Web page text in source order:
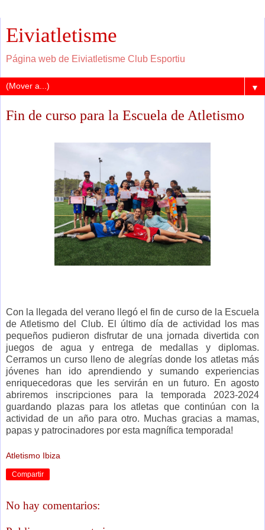
Eiviatletisme
Página web de Eiviatletisme Club Esportiu
▼
Fin de curso para la Escuela de Atletismo
Con la llegada del verano llegó el fin de curso de la Escuela
de Atletismo del Club. El último día de actividad los mas
pequeños pudieron disfrutar de una jornada divertida con
juegos de agua y entrega de medallas y diplomas.
Cerramos un curso lleno de alegrías donde los atletas más
jóvenes han ido aprendiendo y sumando experiencias
enriquecedoras que les servirán en un futuro. En agosto
abriremos inscripciones para la temporada 2023-2024
guardando plazas para los atletas que continúan con la
actividad de un año para otro. Muchas gracias a mamas,
papas y patrocinadores por esta magnífica temporada!
Atletismo Ibiza
Compartir
No hay comentarios: